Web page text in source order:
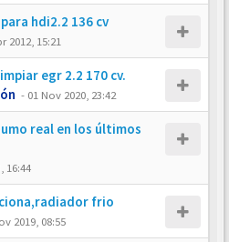
hdi2.2 136 cv
2012, 15:21
egr 2.2 170 cv.
- 01 Nov 2020, 23:42
real en los últimos
16:44
frio
2019, 08:55